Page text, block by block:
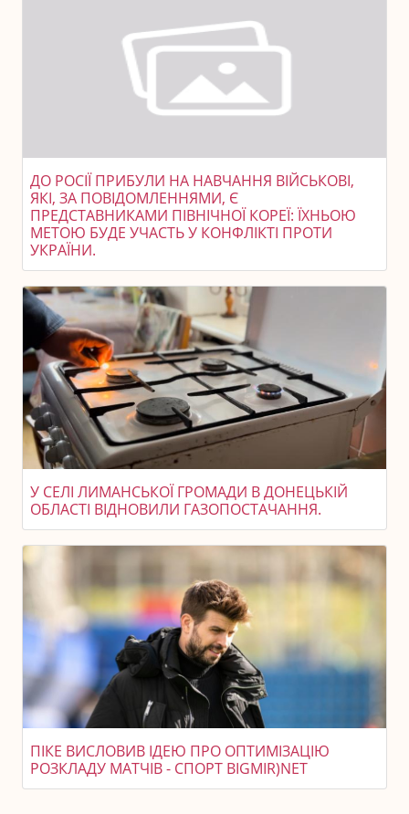
ДО РОСІЇ ПРИБУЛИ НА НАВЧАННЯ ВІЙСЬКОВІ,
ЯКІ, ЗА ПОВІДОМЛЕННЯМИ, Є
ПРЕДСТАВНИКАМИ ПІВНІЧНОЇ КОРЕЇ: ЇХНЬОЮ
МЕТОЮ БУДЕ УЧАСТЬ У КОНФЛІКТІ ПРОТИ
УКРАЇНИ.
У СЕЛІ ЛИМАНСЬКОЇ ГРОМАДИ В ДОНЕЦЬКІЙ
ОБЛАСТІ ВІДНОВИЛИ ГАЗОПОСТАЧАННЯ.
ПІКЕ ВИСЛОВИВ ІДЕЮ ПРО ОПТИМІЗАЦІЮ
РОЗКЛАДУ МАТЧІВ - СПОРТ BIGMIR)NET